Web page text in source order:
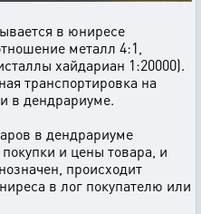
в юниресе
металл 4:1,
хайдариан 1:20000).
транспортировка на
в дендрариуме.
в дендрариуме
и цены товара, и
происходит
в лог покупателю или